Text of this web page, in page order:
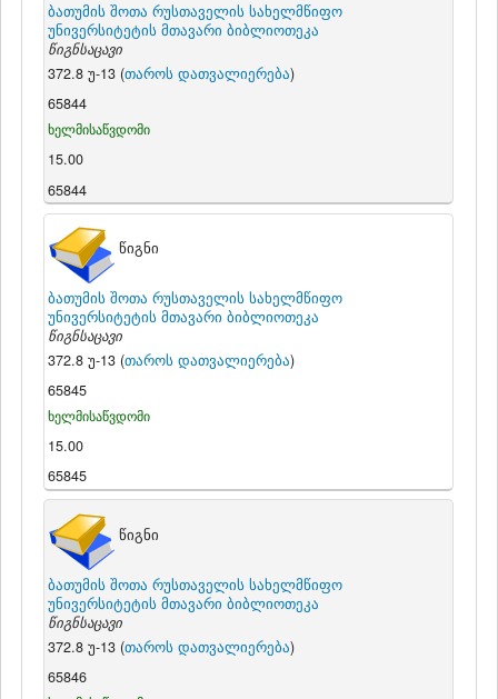
ბათუმის შოთა რუსთაველის სახელმწიფო
უნივერსიტეტის მთავარი ბიბლიოთეკა
წიგნსაცავი
372.8 უ-13 (თაროს დათვალიერება)
65844
ხელმისაწვდომი
15.00
65844
წიგნი
ბათუმის შოთა რუსთაველის სახელმწიფო
უნივერსიტეტის მთავარი ბიბლიოთეკა
წიგნსაცავი
372.8 უ-13 (თაროს დათვალიერება)
65845
ხელმისაწვდომი
15.00
65845
წიგნი
ბათუმის შოთა რუსთაველის სახელმწიფო
უნივერსიტეტის მთავარი ბიბლიოთეკა
წიგნსაცავი
372.8 უ-13 (თაროს დათვალიერება)
65846